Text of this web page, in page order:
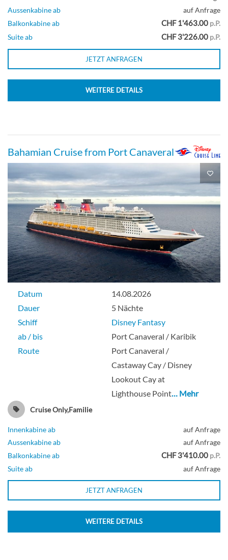
Aussenkabine ab
auf Anfrage
Balkonkabine ab
CHF 1'463.00 p.P.
Suite ab
CHF 3'226.00 p.P.
JETZT ANFRAGEN
WEITERE DETAILS
Bahamian Cruise from Port Canaveral
Datum
14.08.2026
Dauer
5 Nächte
Schiff
Disney Fantasy
ab / bis
Port Canaveral / Karibik
Route
Port Canaveral /
Castaway Cay / Disney
Lookout Cay at
Lighthouse Point… Mehr
Cruise Only,Familie
Innenkabine ab
auf Anfrage
Aussenkabine ab
auf Anfrage
Balkonkabine ab
CHF 3'410.00 p.P.
Suite ab
auf Anfrage
JETZT ANFRAGEN
WEITERE DETAILS